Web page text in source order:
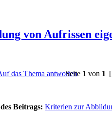
von Aufrissen
Seite 1 von 1
Beitrags: Kriterien zur